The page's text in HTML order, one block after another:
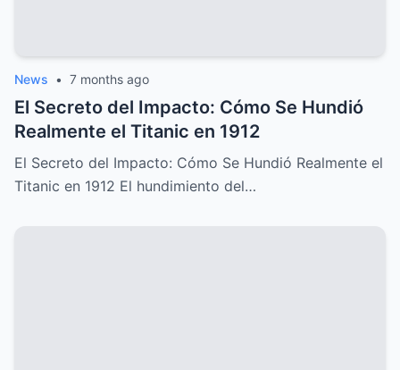
News • 7 months ago
El Secreto del Impacto: Cómo Se Hundió
Realmente el Titanic en 1912
El Secreto del Impacto: Cómo Se Hundió Realmente el
Titanic en 1912 El hundimiento del…